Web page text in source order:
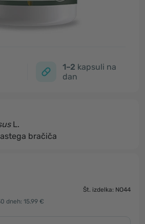
1–2 kapsuli na
dan
L.
bračiča
Št. izdelka: NO44
dneh: 15.99 €